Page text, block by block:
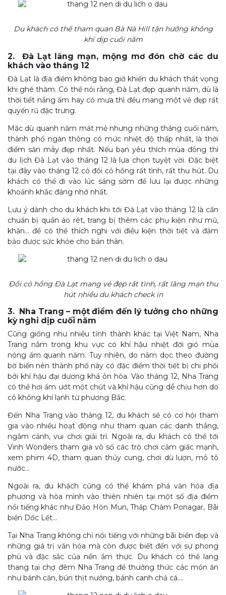
Du khách có thể tham quan Bà Nà Hill tận hưởng không
khí dịp cuối năm
2. Đà Lạt lãng mạn, mộng mơ đón chờ các du
khách vào tháng 12
Đà Lạt là địa điểm không bao giờ khiến du khách thất vọng
khi ghé thăm. Có thể nói rằng, Đà Lạt đẹp quanh năm, dù là
thời tiết nắng ấm hay có mưa thì đều mang một vẻ đẹp rất
quyến rũ đặc trưng.
Mặc dù quanh năm mát mẻ nhưng những tháng cuối năm,
thành phố ngàn thông có mức nhiệt độ thấp nhất, là thời
điểm săn mây đẹp nhất. Nếu bạn yêu thích mùa đông thì
du lịch Đà Lạt vào tháng 12 là lựa chọn tuyệt vời. Đặc biệt
tại đây vào tháng 12 có đồi cỏ hồng rất tình, rất thu hút. Du
khách có thể đi vào lúc sáng sớm để lưu lại được những
khoảnh khắc đáng nhớ nhất.
Lưu ý dành cho du khách khi tới Đà Lạt vào tháng 12 là cần
chuẩn bị quần áo rét, trang bị thêm các phụ kiện như mũ,
khăn… để có thể thích nghi với điều kiện thời tiết và đảm
bảo được sức khỏe cho bản thân.
Đồi cỏ hồng Đà Lạt mang vẻ đẹp rất tình, rất lãng mạn thu
hút nhiều du khách check in
3. Nha Trang – một điểm đến lý tưởng cho những
kỳ nghỉ dịp cuối năm
Cũng giống như nhiều tỉnh thành khác tại Việt Nam, Nha
Trang nằm trong khu vực có khí hậu nhiệt đới gió mùa
nóng ẩm quanh năm. Tuy nhiên, do nằm dọc theo đường
bờ biển nên thành phố này có đặc điểm thời tiết bị chi phối
bởi khí hậu đại dương khá ôn hòa. Vào tháng 12, Nha Trang
có thể hơi ẩm ướt một chút và khí hậu cũng dễ chịu hơn do
có không khí lạnh từ phương Bắc.
Đến Nha Trang vào tháng 12, du khách sẽ có cơ hội tham
gia vào nhiều hoạt động như tham quan các danh thắng,
ngắm cảnh, vui chơi giải trí. Ngoài ra, du khách có thể tới
Vinh Wonders tham gia vô số các trò chơi cảm giác mạnh,
xem phim 4D, tham quan thủy cung, chơi dù lượn, mô tô
nước…
Ngoài ra, du khách cũng có thể khám phá văn hóa địa
phương và hòa mình vào thiên nhiên tại một số địa điểm
nổi tiếng khác như Đảo Hòn Mun, Tháp Chàm Ponagar, Bãi
biển Dốc Lết…
Tại Nha Trang không chỉ nổi tiếng với những bãi biển đẹp và
những giá trị văn hóa mà còn được biết đến với sự phong
phú và đặc sắc của nền ẩm thực. Du khách có thể lang
thang tại chợ đêm Nha Trang để thưởng thức các món ăn
như bánh căn, bún thịt nướng, bánh canh chả cá….